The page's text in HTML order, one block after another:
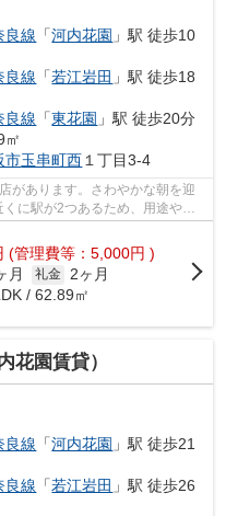
良線 「河内花園 」駅 徒歩10
良線 「若江岩田 」駅 徒歩18
良線 「東花園 」駅 徒歩20分
㎡
市玉串町西 １丁目3-4
があります。さわやかな朝を迎
に駅が2つあるため、用途や行
...
(管理費等：5,000円 )
月 礼金 2ヶ月
/ 62.89㎡
花園賃貸）
良線 「河内花園 」駅 徒歩21
良線 「若江岩田 」駅 徒歩26